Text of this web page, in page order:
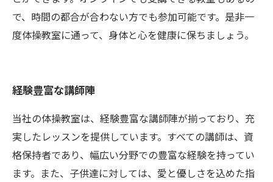
で、時間の都合が合わない方でも参加可能です。是非一
度体操教室に通って、身体と心を健康に保ちましょう。
経験豊富な講師陣
当社の体操教室は、経験豊富な講師陣が揃っており、充
実したレッスンを提供しています。すべての講師は、資
格保持者であり、幅広い分野での豊富な経験を持ってい
ます。また、子供達に対しては、愛と優しさを込めた指